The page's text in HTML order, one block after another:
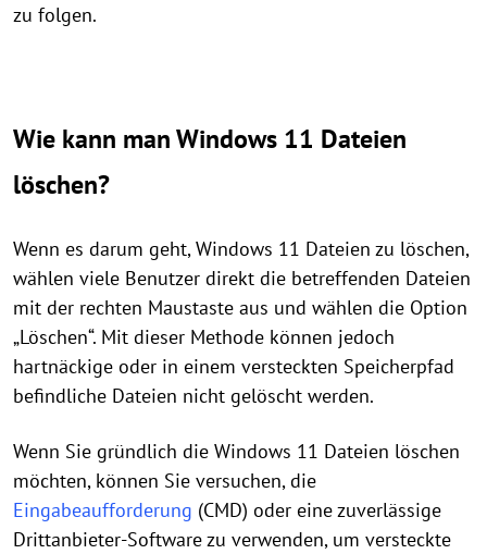
zu folgen.
Wie kann man Windows 11 Dateien
löschen?
Wenn es darum geht, Windows 11 Dateien zu löschen,
wählen viele Benutzer direkt die betreffenden Dateien
mit der rechten Maustaste aus und wählen die Option
„Löschen“. Mit dieser Methode können jedoch
hartnäckige oder in einem versteckten Speicherpfad
befindliche Dateien nicht gelöscht werden.
Wenn Sie gründlich die Windows 11 Dateien löschen
möchten, können Sie versuchen, die
Eingabeaufforderung (CMD) oder eine zuverlässige
Drittanbieter-Software zu verwenden, um versteckte